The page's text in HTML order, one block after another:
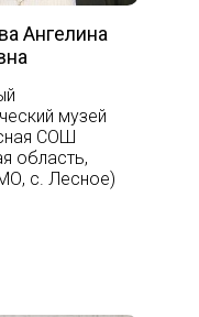
Ангелина
музей
СОШ
область,
с. Лесное)